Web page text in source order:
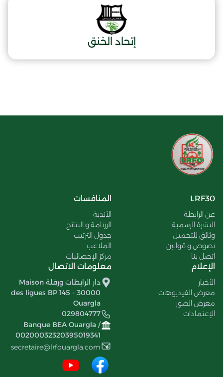
إتحاد الخنق
LRF30
عن الرابطة
النشرة الرسمية
وثائق للتحميل
نصوص و قوانين
اتصل بنا
المنافسات
الأندية
الرزنامة و النتائج
جدول الترتيب
الملاعب
مركز الإحصائيات
الإعلام
الأخبار
معرض الفيديوهات
معرض الصور
الإعتمادات
معلومات الاتصال
دار الرابطات ورقلة Maison
des ligues BP 145 - 30000
Ouargla
029804777
Banque BEA Ouargla /
00200032320395019341
secretaire@lrfouargla.com